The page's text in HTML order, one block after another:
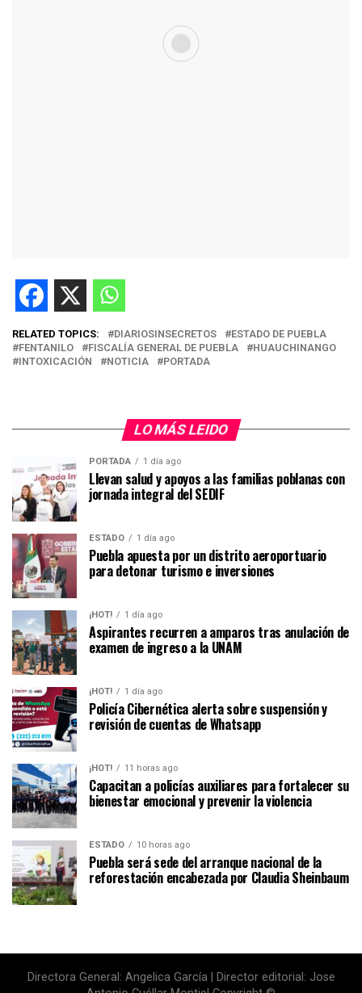
RELATED TOPICS: DIARIOSINSECRETOS
ESTADO DE PUEBLA
FENTANILO
FISCALÍA GENERAL DE PUEBLA
HUAUCHINANGO
INTOXICACIÓN
NOTICIA PORTADA
LO MÁS LEIDO
PORTADA 1 día ago
Llevan salud y apoyos a las familias poblanas con
jornada integral del SEDIF
ESTADO 1 día ago
Puebla apuesta por un distrito aeroportuario
para detonar turismo e inversiones
¡HOT! 1 día ago
Aspirantes recurren a amparos tras anulación de
examen de ingreso a la UNAM
¡HOT! 1 día ago
Policía Cibernética alerta sobre suspensión y
revisión de cuentas de Whatsapp
¡HOT! 11 horas ago
Capacitan a policías auxiliares para fortalecer su
bienestar emocional y prevenir la violencia
ESTADO 10 horas ago
Puebla será sede del arranque nacional de la
reforestación encabezada por Claudia Sheinbaum
Directora General: Angelica García | Director editorial: Jose